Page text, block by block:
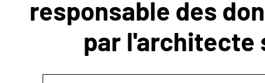
CONTACTER
responsable des
par l'architecte